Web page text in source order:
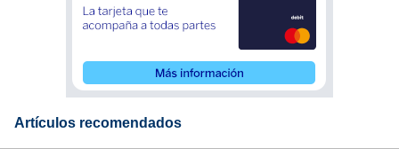
Artículos recomendados